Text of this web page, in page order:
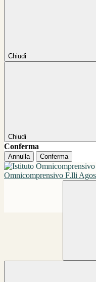
Chiudi
Chiudi
Conferma
Annulla Conferma
Omnicomprensivo F.lli